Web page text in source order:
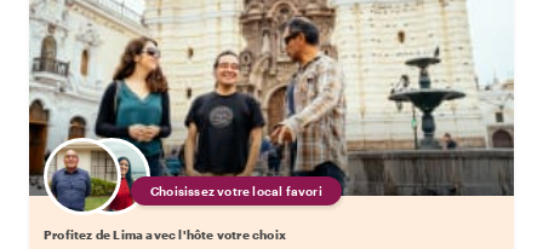
Choisissez votre local favori
Profitez de Lima avec l'hôte votre choix